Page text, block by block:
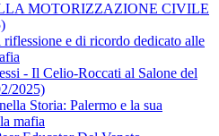
MOTORIZZAZIONE CIVILE
e di ricordo dedicato alle
- Il Celio-Roccati al Salone del
2025)
Storia: Palermo e la sua
mafia